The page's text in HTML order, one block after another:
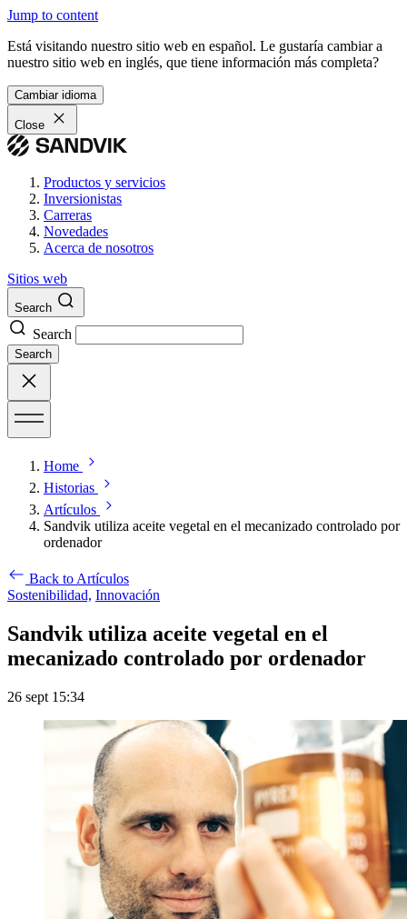
Jump to content
Está visitando nuestro sitio web en español. Le gustaría cambiar a
nuestro sitio web en inglés, que tiene información más completa?
Cambiar idioma
Close
Productos y servicios
Inversionistas
Carreras
Novedades
Acerca de nosotros
Sitios web
Search
Search
Search
Home
Historias
Artículos
Sandvik utiliza aceite vegetal en el mecanizado controlado por
ordenador
Back to Artículos
Sostenibilidad, Innovación
Sandvik utiliza aceite vegetal en el
mecanizado controlado por ordenador
26 sept 15:34